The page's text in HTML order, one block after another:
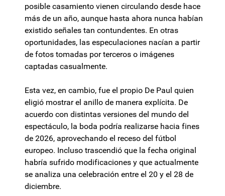
posible casamiento vienen circulando desde hace
más de un año, aunque hasta ahora nunca habían
existido señales tan contundentes. En otras
oportunidades, las especulaciones nacían a partir
de fotos tomadas por terceros o imágenes
captadas casualmente.
Esta vez, en cambio, fue el propio De Paul quien
eligió mostrar el anillo de manera explícita. De
acuerdo con distintas versiones del mundo del
espectáculo, la boda podría realizarse hacia fines
de 2026, aprovechando el receso del fútbol
europeo. Incluso trascendió que la fecha original
habría sufrido modificaciones y que actualmente
se analiza una celebración entre el 20 y el 28 de
diciembre.